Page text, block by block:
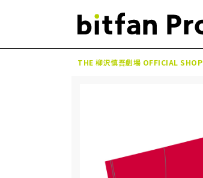
THE 柳沢慎吾劇場 OFFICIAL SHOP